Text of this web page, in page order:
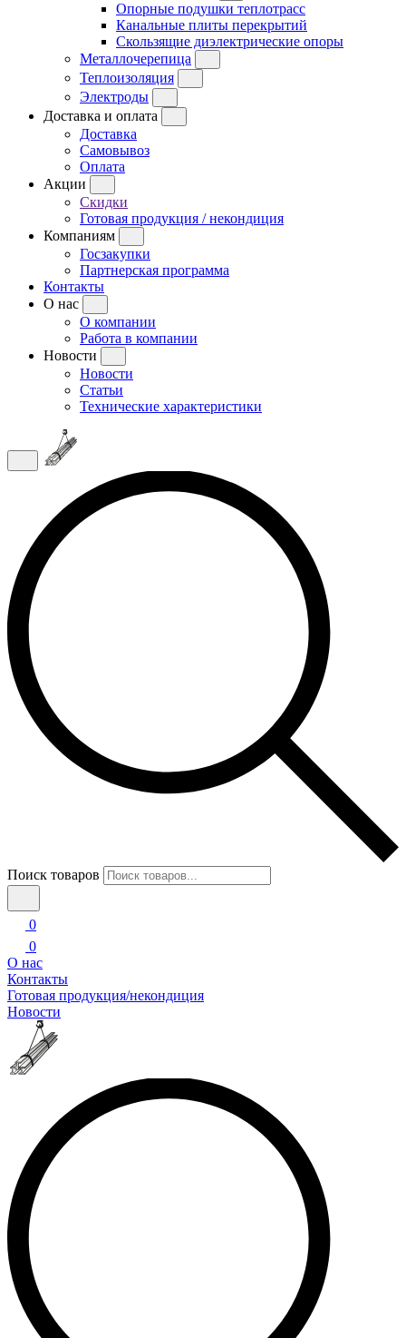
Опорные подушки теплотрасс
Канальные плиты перекрытий
Скользящие диэлектрические опоры
Металлочерепица
Теплоизоляция
Электроды
Доставка и оплата
Доставка
Самовывоз
Оплата
Акции
Скидки
Готовая продукция / некондиция
Компаниям
Госзакупки
Партнерская программа
Контакты
О нас
О компании
Работа в компании
Новости
Новости
Статьи
Технические характеристики
Поиск товаров
0
0
О нас
Контакты
Готовая продукция/некондиция
Новости